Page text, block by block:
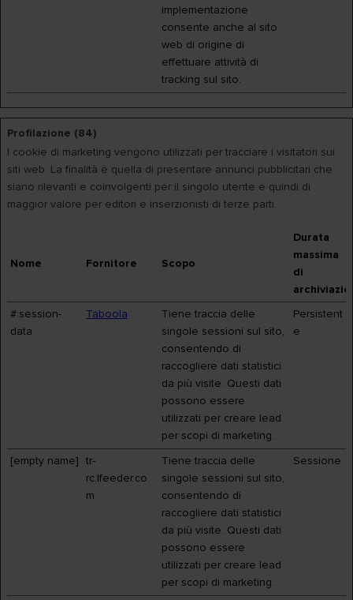
implementazione
consente anche al sito
web di origine di
effettuare attività di
tracking sul sito.
Profilazione (84)
I cookie di marketing vengono utilizzati per tracciare i visitatori sui
siti web. La finalità è quella di presentare annunci pubblicitari che
siano rilevanti e coinvolgenti per il singolo utente e quindi di
maggior valore per editori e inserzionisti di terze parti.
Nome Fornitore Scopo
Durata
massima
di
#:session-
data
Taboola
Tiene traccia delle
singole sessioni sul sito,
consentendo di
raccogliere dati statistici
da più visite. Questi dati
possono essere
utilizzati per creare lead
per scopi di marketing.
Persistent
e
[empty name] tr-
rc.lfeeder.co
m
Tiene traccia delle
singole sessioni sul sito,
consentendo di
raccogliere dati statistici
da più visite. Questi dati
possono essere
utilizzati per creare lead
per scopi di marketing.
Sessione